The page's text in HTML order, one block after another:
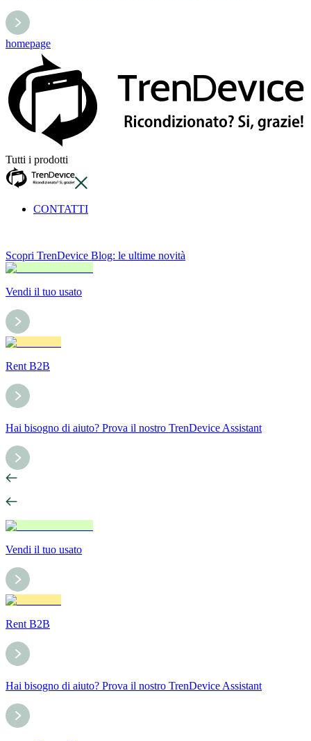
homepage
Tutti i prodotti
CONTATTI
Scopri TrenDevice Blog: le ultime novità
Vendi il tuo usato
Rent B2B
Hai bisogno di aiuto? Prova il nostro TrenDevice Assistant
Vendi il tuo usato
Rent B2B
Hai bisogno di aiuto? Prova il nostro TrenDevice Assistant